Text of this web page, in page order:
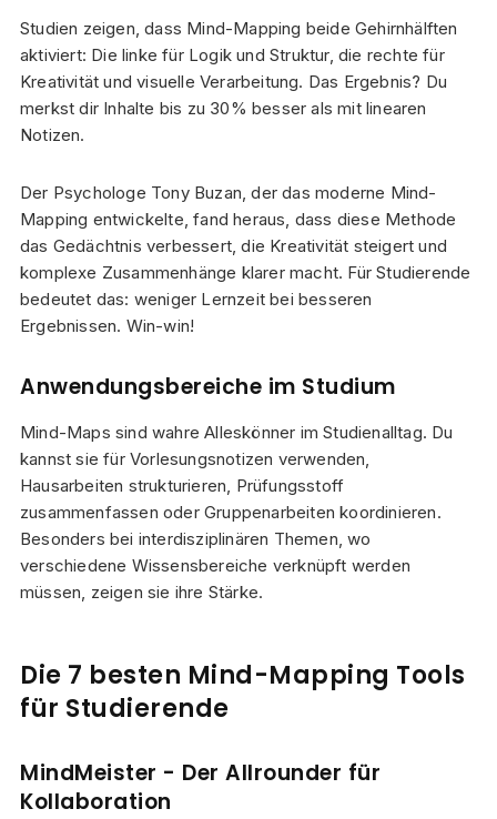
Studien zeigen, dass Mind-Mapping beide Gehirnhälften
aktiviert: Die linke für Logik und Struktur, die rechte für
Kreativität und visuelle Verarbeitung. Das Ergebnis? Du
merkst dir Inhalte bis zu 30% besser als mit linearen
Notizen.
Der Psychologe Tony Buzan, der das moderne Mind-
Mapping entwickelte, fand heraus, dass diese Methode
das Gedächtnis verbessert, die Kreativität steigert und
komplexe Zusammenhänge klarer macht. Für Studierende
bedeutet das: weniger Lernzeit bei besseren
Ergebnissen. Win-win!
Anwendungsbereiche im Studium
Mind-Maps sind wahre Alleskönner im Studienalltag. Du
kannst sie für Vorlesungsnotizen verwenden,
Hausarbeiten strukturieren, Prüfungsstoff
zusammenfassen oder Gruppenarbeiten koordinieren.
Besonders bei interdisziplinären Themen, wo
verschiedene Wissensbereiche verknüpft werden
müssen, zeigen sie ihre Stärke.
Die 7 besten Mind-Mapping Tools
für Studierende
MindMeister - Der Allrounder für
Kollaboration